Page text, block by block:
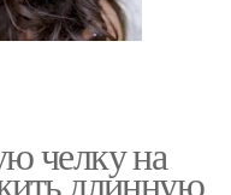
челку на
длинную